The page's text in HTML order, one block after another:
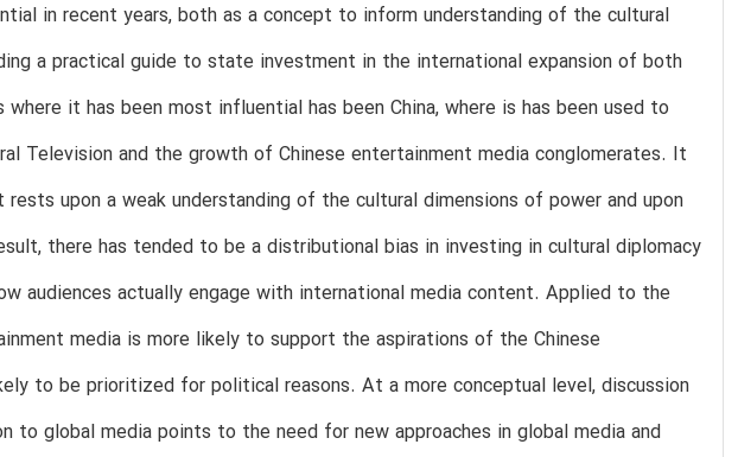
in recent years, both as a concept to inform understanding of the cultural
a practical guide to state investment in the international expansion of both
it has been most influential has been China, where is has been used to
Television and the growth of Chinese entertainment media conglomerates. It
upon a weak understanding of the cultural dimensions of power and upon
there has tended to be a distributional bias in investing in cultural diplomacy
audiences actually engage with international media content. Applied to the
media is more likely to support the aspirations of the Chinese
to be prioritized for political reasons. At a more conceptual level, discussion
global media points to the need for new approaches in global media and